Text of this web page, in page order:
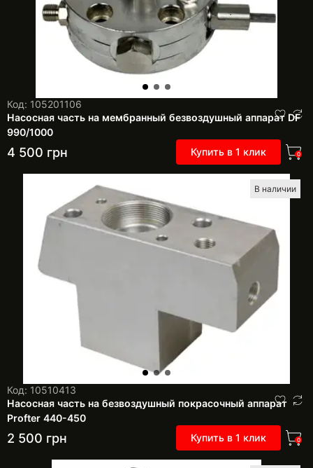
Код: 105201106
Насосная часть на мембранный безвоздушный аппарат DF
990/1000
4 500 грн Купить в 1 клик 0
В наличии
Код: 10510413
Насосная часть на безвоздушный покрасочный аппарат
Profter 440-450
2 500 грн Купить в 1 клик 0